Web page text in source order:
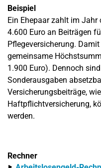
Beispiel
Ein Ehepaar zahlt im
4.600 Euro an Beiträgen
Pflegeversicherung.
gemeinsame
1.900 Euro). Dennoch
Sonderausgaben
Versicherungsbeiträge,
Haftpflichtversicherung,
werden.
Rechner